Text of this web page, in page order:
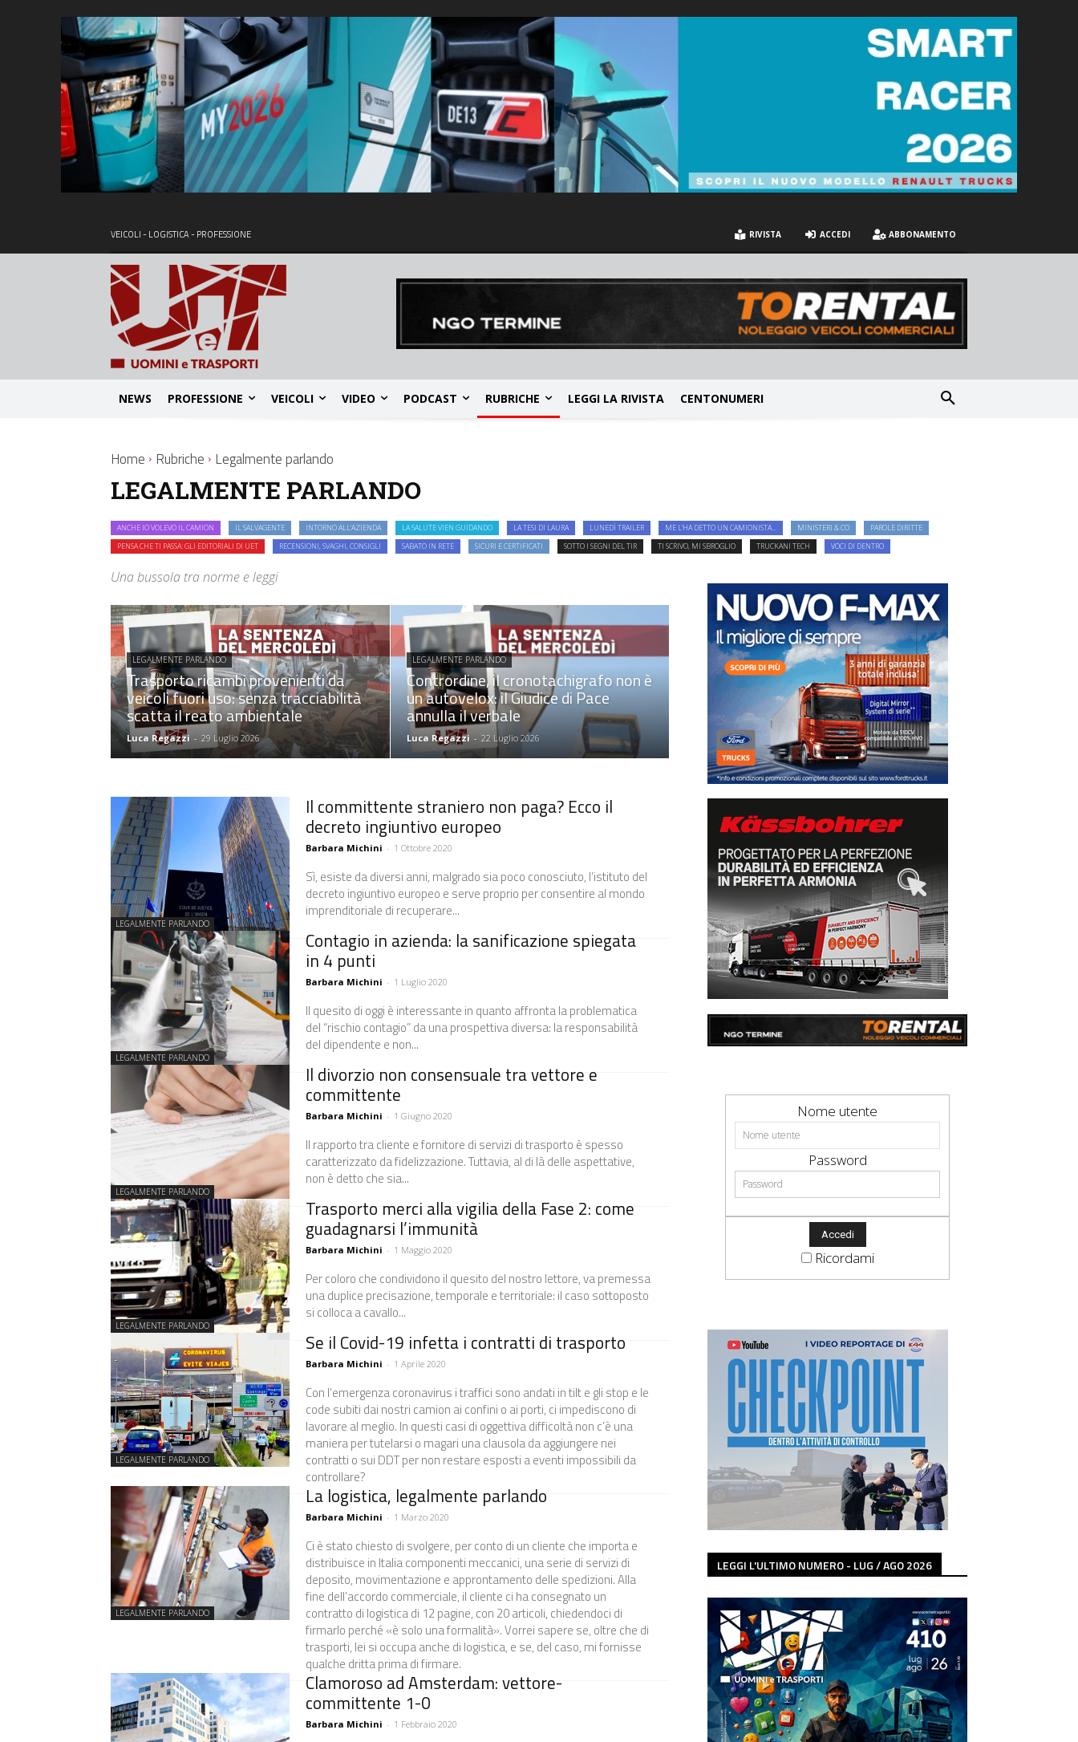
VEICOLI - LOGISTICA - PROFESSIONE RIVISTA ACCEDI ABBONAMENTO
NEWS PROFESSIONE VEICOLI VIDEO PODCAST RUBRICHE LEGGI LA RIVISTA CENTONUMERI
Home Rubriche Legalmente parlando
LEGALMENTE PARLANDO
ANCHE IO VOLEVO IL CAMION IL SALVAGENTE INTORNO ALL'AZIENDA LA SALUTE VIEN GUIDANDO LA TESI DI LAURA LUNEDÌ TRAILER ME L'HA DETTO UN CAMIONISTA... MINISTERI & CO
PAROLE DIRITTE
PENSA CHE TI PASSA: GLI EDITORIALI DI UET
RECENSIONI, SVAGHI, CONSIGLI SABATO IN RETE SICURI E CERTIFICATI SOTTO I SEGNI DEL TIR TI SCRIVO, MI SBROGLIO TRUCKANI TECH VOCI DI DENTRO
Una bussola tra norme e leggi
LEGALMENTE PARLANDO
Trasporto ricambi provenienti da
veicoli fuori uso: senza tracciabilità
scatta il reato ambientale
Luca Regazzi - 29 Luglio 2026
LEGALMENTE PARLANDO
Contrordine, il cronotachigrafo non è
un autovelox: il Giudice di Pace
annulla il verbale
Luca Regazzi - 22 Luglio 2026
LEGALMENTE PARLANDO
Il committente straniero non paga? Ecco il
decreto ingiuntivo europeo
Barbara Michini - 1 Ottobre 2020
Sì, esiste da diversi anni, malgrado sia poco conosciuto, l’istituto del
decreto ingiuntivo europeo e serve proprio per consentire al mondo
imprenditoriale di recuperare...
LEGALMENTE PARLANDO
Contagio in azienda: la sanificazione spiegata
in 4 punti
Barbara Michini - 1 Luglio 2020
Il quesito di oggi è interessante in quanto affronta la problematica
del “rischio contagio” da una prospettiva diversa: la responsabilità
del dipendente e non...
LEGALMENTE PARLANDO
Il divorzio non consensuale tra vettore e
committente
Barbara Michini - 1 Giugno 2020
Il rapporto tra cliente e fornitore di servizi di trasporto è spesso
caratterizzato da fidelizzazione. Tuttavia, al di là delle aspettative,
non è detto che sia...
LEGALMENTE PARLANDO
Trasporto merci alla vigilia della Fase 2: come
guadagnarsi l’immunità
Barbara Michini - 1 Maggio 2020
Per coloro che condividono il quesito del nostro lettore, va premessa
una duplice precisazione, temporale e territoriale: il caso sottoposto
si colloca a cavallo...
LEGALMENTE PARLANDO
Se il Covid-19 infetta i contratti di trasporto
Barbara Michini - 1 Aprile 2020
Con l’emergenza coronavirus i traffici sono andati in tilt e gli stop e le
code subiti dai nostri camion ai confini o ai porti, ci impediscono di
lavorare al meglio. In questi casi di oggettiva difficoltà non c’è una
maniera per tutelarsi o magari una clausola da aggiungere nei
contratti o sui DDT per non restare esposti a eventi impossibili da
controllare?
LEGALMENTE PARLANDO
La logistica, legalmente parlando
Barbara Michini - 1 Marzo 2020
Ci è stato chiesto di svolgere, per conto di un cliente che importa e
distribuisce in Italia componenti meccanici, una serie di servizi di
deposito, movimentazione e approntamento delle spedizioni. Alla
fine dell’accordo commerciale, il cliente ci ha consegnato un
contratto di logistica di 12 pagine, con 20 articoli, chiedendoci di
firmarlo perché «è solo una formalità». Vorrei sapere se, oltre che di
trasporti, lei si occupa anche di logistica, e se, del caso, mi fornisse
qualche dritta prima di firmare.
Clamoroso ad Amsterdam: vettore-
committente 1-0
Barbara Michini - 1 Febbraio 2020
Nome utente
Password
Ricordami
LEGGI L'ULTIMO NUMERO - LUG / AGO 2026